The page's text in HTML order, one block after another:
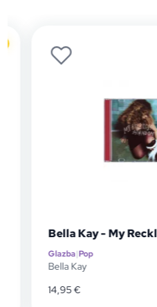
Bella Kay - My
Glazba|Pop
Bella Kay
14,95€